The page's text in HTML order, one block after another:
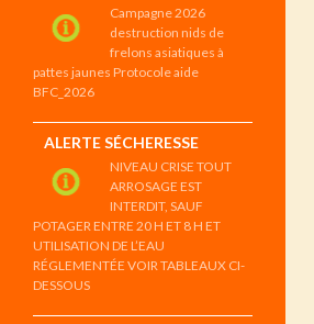
Campagne 2026
destruction nids de
frelons asiatiques à
pattes jaunes Protocole aide
BFC_2026
ALERTE SÉCHERESSE
NIVEAU CRISE TOUT
ARROSAGE EST
INTERDIT, SAUF
POTAGER ENTRE 20 H ET 8 H ET
UTILISATION DE L’EAU
RÉGLEMENTÉE VOIR TABLEAUX CI-
DESSOUS